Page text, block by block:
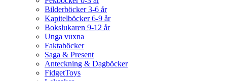
Bilderböcker 3-6 år
Kapitelböcker 6-9 år
Bokslukaren 9-12 år
Unga vuxna
Faktaböcker
Saga & Present
Anteckning & Dagböcker
FidgetToys